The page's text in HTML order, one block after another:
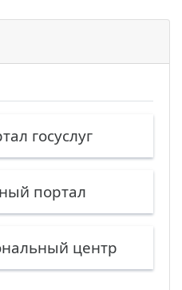
госуслуг
портал
центр